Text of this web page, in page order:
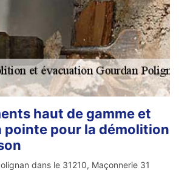
haut de gamme et
pointe pour la démolition
dans le 31210, Maçonnerie 31